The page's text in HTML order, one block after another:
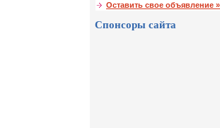
Оставить свое объявление
Спонсоры сайта